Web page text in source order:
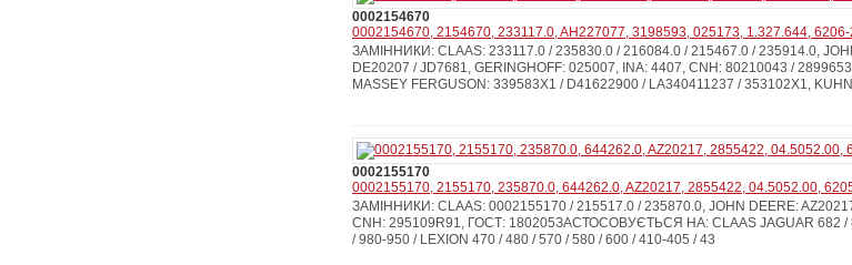
0002154670
0002154670, 2154670, 233117.0, AH227077, 3198593, 025173, 1.327.644,
ЗАМІННИКИ: CLAAS: 233117.0 / 235830.0 / 216084.0 / 215467.0 / 235914.0,
DE20207 / JD7681, GERINGHOFF: 025007, INA: 4407, CNH: 80210043 /
MASSEY FERGUSON: 339583X1 / D41622900 / LA340411237 / 353102X1, KUHN
0002155170
0002155170, 2155170, 235870.0, 644262.0, AZ20217, 2855422, 04.5052.00,
ЗАМІННИКИ: CLAAS: 0002155170 / 215517.0 / 235870.0, JOHN DEERE:
CNH: 295109R91, ГОСТ: 180205ЗАСТОСОВУЄТЬСЯ НА: CLAAS JAGUAR 682 /
/ 980-950 / LEXION 470 / 480 / 570 / 580 / 600 / 410-405 / 43